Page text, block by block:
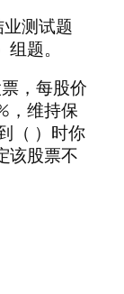
测试题
题。
，每股价
，维持保
（ ）时你
该股票不